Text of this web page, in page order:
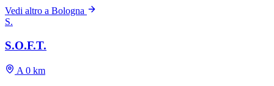
Vedi altro a Bologna
S.
S.O.F.T.
A 0 km